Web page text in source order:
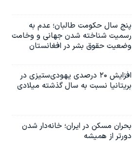
پنج سال حکومت طالبان؛ عدم به
رسمیت شناخته شدن جهانی و وخامت
وضعیت حقوق بشر در افغانستان
افزایش ۲۰ درصدی یهودی‌ستیزی در
بریتانیا نسبت به سال گذشته میلادی
بحران مسکن در ایران؛ خانه‌دار شدن
دورتر از همیشه